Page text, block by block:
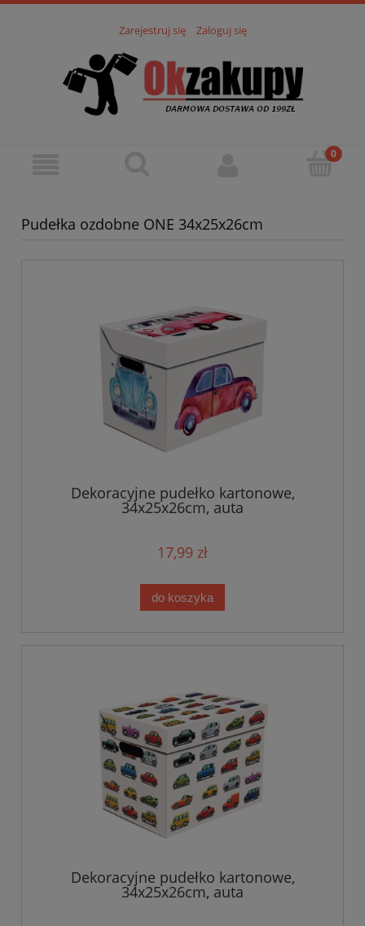
Zarejestruj się Zaloguj się
Pudełka ozdobne ONE 34x25x26cm
Dekoracyjne pudełko kartonowe,
34x25x26cm, auta
17,99 zł
do koszyka
Dekoracyjne pudełko kartonowe,
34x25x26cm, auta